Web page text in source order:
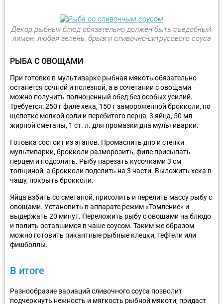
Декор рыбных блюд обязательно должен быть съедобный:
лимон, любая зелень, брызги сливочно-цитрусового соуса
РЫБА С ОВОЩАМИ
При готовке в мультиварке рыбная мякоть обязательно
останется сочной и полезной, а в сочетании с овощами
можно получить полноценный обед без особых усилий.
Требуется: 250 г филе хека, 150 г замороженной брокколи, по
щепотке мелкой соли и перебитого перца, 3 яйца, 50 мл
жирной сметаны, 1 ст. л. для промазки дна мультиварки.
Готовка состоит из этапов. Промаслить дно и стенки
мультиварки, брокколи разморозить, филе присыпать
перцем и подсолить. Рыбу нарезать кусочками 3 см
толщиной, а брокколи поделить на 3 части. Выложить хека в
чашу, покрыть брокколи.
Яйца взбить со сметаной, присолить и перелить массу рыбу с
овощами. Установить в аппарате режим «Томление» и
выдержать 20 минут. Переложить рыбу с овощами на блюдо
и полить оставшимся в чаше соусом. Таким же образом
можно готовить пикантные рыбные клецки, тефтели или
фишболлы.
В итоге
Разнообразие вариаций сливочного соуса позволит
подчеркнуть нежность и мягкость рыбной мякоти, придаст